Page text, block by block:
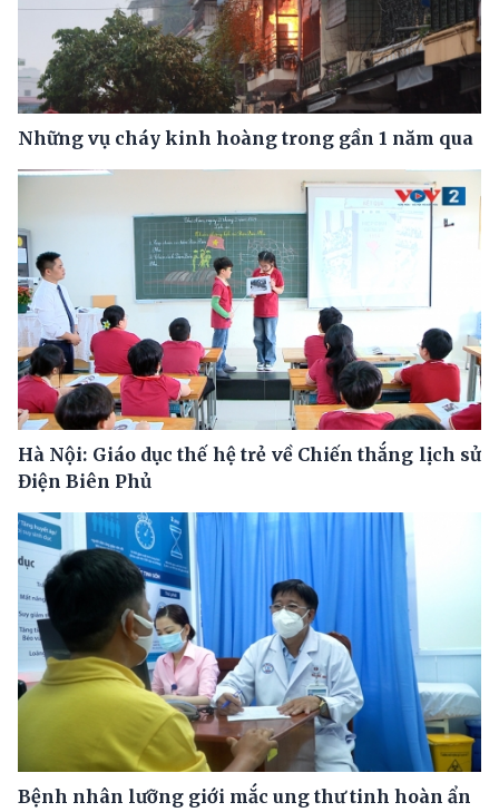
Những vụ cháy kinh hoàng trong gần 1 năm qua
Hà Nội: Giáo dục thế hệ trẻ về Chiến thắng lịch sử
Điện Biên Phủ
Bệnh nhân lưỡng giới mắc ung thư tinh hoàn ẩn